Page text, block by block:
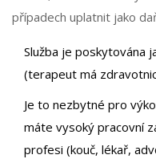
případech uplatnit jako
Služba je poskytována
(terapeut má
Je to nezbytné pro
máte vysoký pracovní
profesi (kouč, lékař,